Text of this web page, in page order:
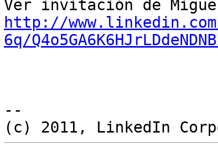
http://
6q/
--